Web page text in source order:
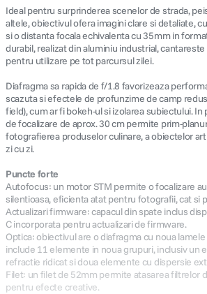
8. sony fx
dji mic mini
10. dji osmo pocket 4
Ideal pentru surprinderea scenelor de strada,
altele, obiectivul ofera imagini clare si detaliate,
si o distanta focala echivalenta cu 35mm in
durabil, realizat din aluminiu industrial,
pentru utilizare pe tot parcursul zilei.
Diafragma sa rapida de f/1.8 favorizeaza
scazuta si efectele de profunzime de camp
field), cum ar fi bokeh-ul si izolarea subiectului. In
de focalizare de aprox. 30 cm permite prim-
fotografierea produselor culinare, a obiectelor
zi cu zi.
Puncte forte
Autofocus: un motor STM permite o focalizare
silentioasa, eficienta atat pentru fotografii, cat si
Actualizari firmware: capacul din spate inclus
C incorporata pentru actualizari de firmware.
Optica: obiectivul are o diafragma cu noua
include 11 elemente in noua grupuri, inclusiv un
refractie ridicat si doua elemente cu dispersie
Filet: un filet de 52mm permite atasarea filtrelor
pentru efecte creative.